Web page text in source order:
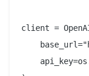
client =